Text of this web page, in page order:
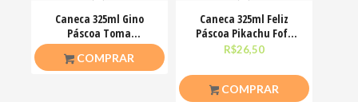
Caneca 325ml Gino
Páscoa Toma
chocolate pra acalmar
esse teu estresse
COMPRAR
Caneca 325ml Feliz
Páscoa Pikachu Fofo
divertido
R$26,50
COMPRAR